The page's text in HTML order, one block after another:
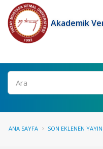
Akademik
Ara
ANA SAYFA SON EKLENEN